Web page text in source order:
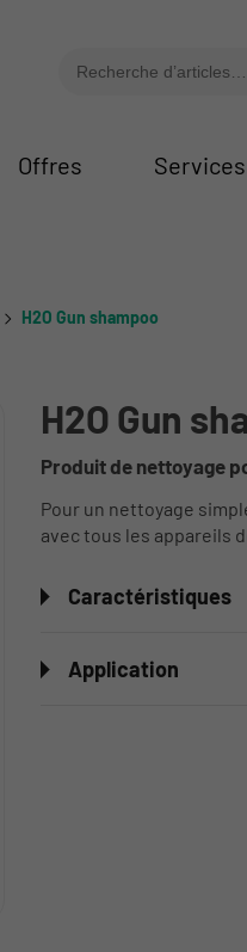
Offres Services
H2O Gun shampoo
H2O Gun
Produit de nettoyage
Pour un nettoyage
avec tous les appareils
Caractéristiques
Application